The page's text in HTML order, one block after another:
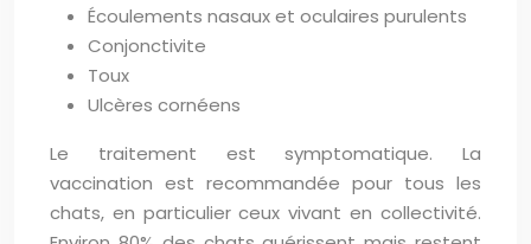
Écoulements nasaux et oculaires purulents
Conjonctivite
Toux
Ulcères cornéens
Le traitement est symptomatique. La
vaccination est recommandée pour tous les
chats, en particulier ceux vivant en collectivité.